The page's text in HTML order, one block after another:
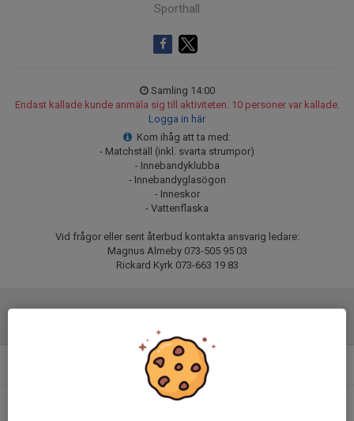
Sporthall
Samling 14:00
Endast kallade kunde anmäla sig till aktiviteten. 10 personer var kallade.
Logga in här
Kom ihåg att ta med:
- Matchställ (inkl. svarta strumpor)
- Innebandyklubba
- Innebandyglasögon
- Inneskor
- Vattenflaska
Vid frågor eller sent återbud kontakta ansvarig ledare:
Magnus Almeby 073-505 95 03
Rickard Kyrk 073-663 19 83